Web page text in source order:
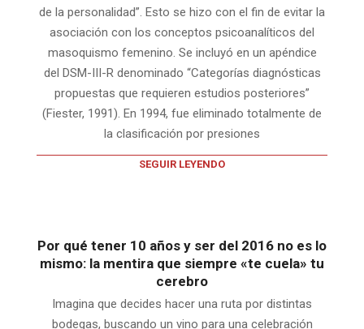
de la personalidad”. Esto se hizo con el fin de evitar la
asociación con los conceptos psicoanalíticos del
masoquismo femenino. Se incluyó en un apéndice
del DSM-III-R denominado “Categorías diagnósticas
propuestas que requieren estudios posteriores”
(Fiester, 1991). En 1994, fue eliminado totalmente de
la clasificación por presiones
SEGUIR LEYENDO
Por qué tener 10 años y ser del 2016 no es lo
mismo: la mentira que siempre «te cuela» tu
cerebro
Imagina que decides hacer una ruta por distintas
bodegas, buscando un vino para una celebración